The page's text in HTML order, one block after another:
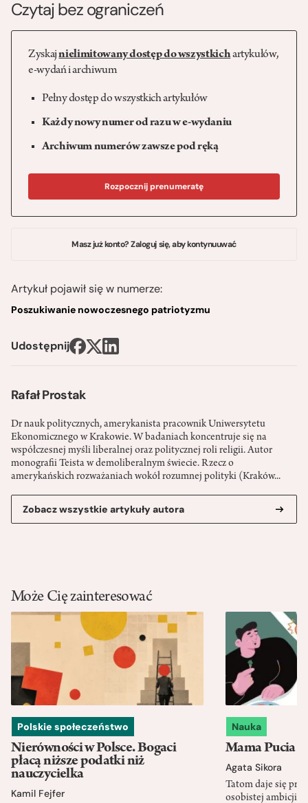
Rafał Prostak
Dr nauk politycznych, amerykanista pracownik Uniwersytetu
Ekonomicznego w Krakowie. W badaniach koncentruje się na
współczesnej myśli liberalnej oraz politycznej roli religii. Autor
monografii Teista w demoliberalnym świecie. Rzecz o
amerykańskich rozważaniach wokół rozumnej polityki (Kraków...
Zobacz wszystkie artykuły autora
Czytaj bez ograniczeń
Zyskajnielimitowany dostęp do wszystkichartykułów,
e-wydań i archiwum
Pełny dostęp do wszystkich artykułów
Każdy nowy numer od razu w e-wydaniu
Archiwum numerów zawsze pod ręką
Rozpocznij prenumeratę
Masz już konto? Zaloguj się, aby kontynuuwać
Artykuł pojawił się w numerze:
Poszukiwanie nowoczesnego patriotyzmu
Udostępnij
Może Cię zainteresować
Polskie społeczeństwo
Nierówności w Polsce. Bogaci
płacą niższe podatki niż
nauczycielka
Kamil Fejfer
Nauka
Mama Pucia
Agata Sikora
Tatom daje się
osobistej ambicji,